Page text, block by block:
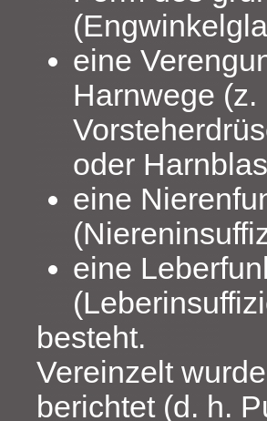
eine
Harnwege
oder
eine
eine
besteht.
Vereinzelt
berichtet (d. h.